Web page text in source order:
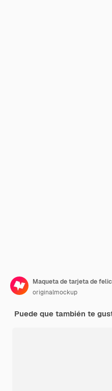
Maqueta de tarjeta de
originalmockup
Puede que también te